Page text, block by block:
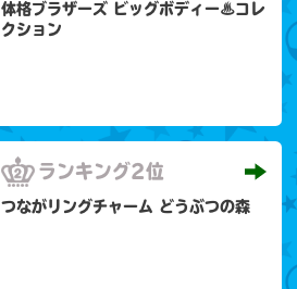
体格ブラザーズ ビッグボディー♨コレ
クション
ランキング2位
つながリングチャーム どうぶつの森